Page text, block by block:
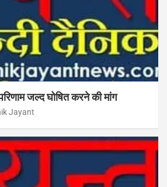
जल्द घोषित करने की मांग
Jayant